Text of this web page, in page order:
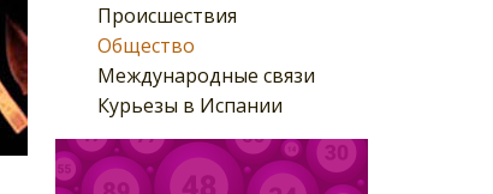
Происшествия
Общество
Международные связи
Курьезы в Испании